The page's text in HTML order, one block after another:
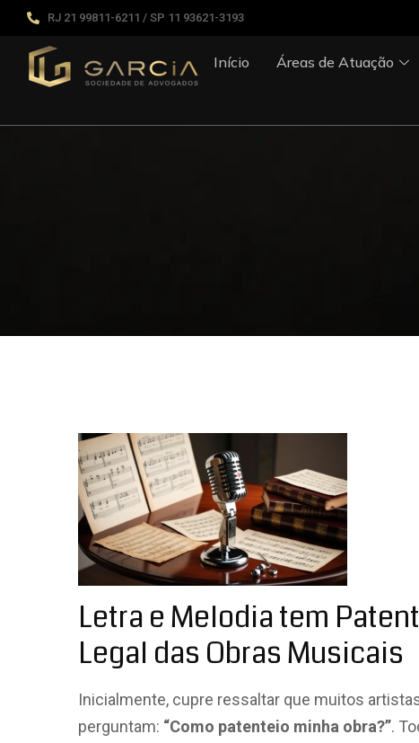
RJ 21 99811-6211 / SP 11 93621-3193
Início Áreas de Atuação
Letra e Melodia tem
Legal das Obras Musicais
Inicialmente, cupre ressaltar que muitos
perguntam: “Como patenteio minha obra?”.